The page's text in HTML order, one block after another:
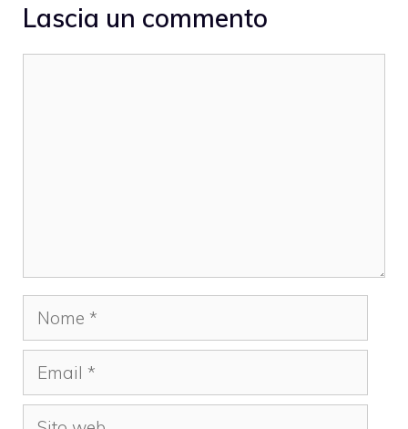
Lascia un commento
Nome
Email
Sito